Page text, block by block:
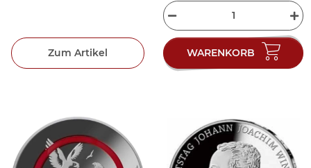
Zum Artikel WARENKORB